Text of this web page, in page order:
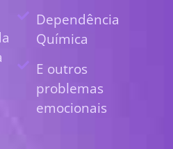
Dependência
Química
E outros
problemas
emocionais